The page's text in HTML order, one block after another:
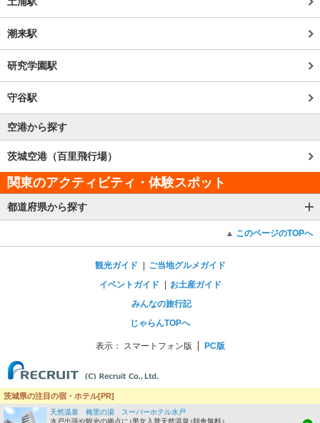
潮来駅
研究学園駅
守谷駅
空港から探す
茨城空港（百里飛行場）
関東のアクティビティ・体験スポット
都道府県から探す
このページのTOPへ
観光ガイド
ご当地グルメガイド
イベントガイド
お土産ガイド
みんなの旅行記
じゃらんTOPへ
表示： スマートフォン版 PC版
茨城県の注目の宿・ホテル[PR]
天然温泉 梅里の湯 スーパーホテル水戸
水戸出張や観光の拠点に♪男女入替天然温泉♪朝食無料♪